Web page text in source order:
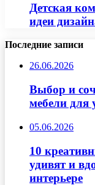
Детская
идеи
Последние записи
26.06.2026
Выбор и
мебели для
05.06.2026
10
удивят и
интерьере